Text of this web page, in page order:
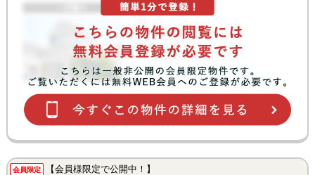
会員限定 【会員様限定で公開中！】